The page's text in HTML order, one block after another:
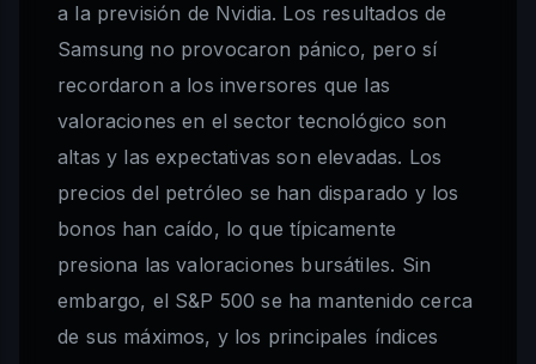
a la previsión de Nvidia. Los resultados de
Samsung no provocaron pánico, pero sí
recordaron a los inversores que las
valoraciones en el sector tecnológico son
altas y las expectativas son elevadas. Los
precios del petróleo se han disparado y los
bonos han caído, lo que típicamente
presiona las valoraciones bursátiles. Sin
embargo, el S&P 500 se ha mantenido cerca
de sus máximos, y los principales índices